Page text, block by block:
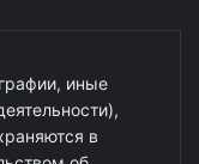
иные
в